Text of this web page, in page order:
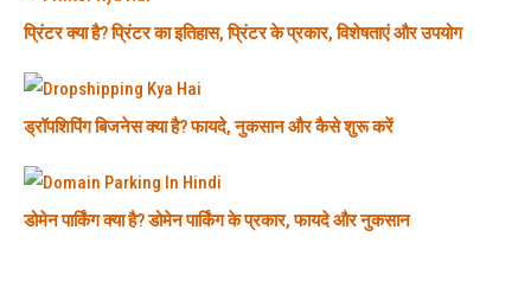
प्रिंटर क्या है? प्रिंटर का इतिहास, प्रिंटर के प्रकार, विशेषताएं और उपयोग
ड्रॉपशिपिंग बिजनेस क्या है? फायदे, नुकसान और कैसे शुरू करें
डोमेन पार्किंग क्या है? डोमेन पार्किंग के प्रकार, फायदे और नुकसान